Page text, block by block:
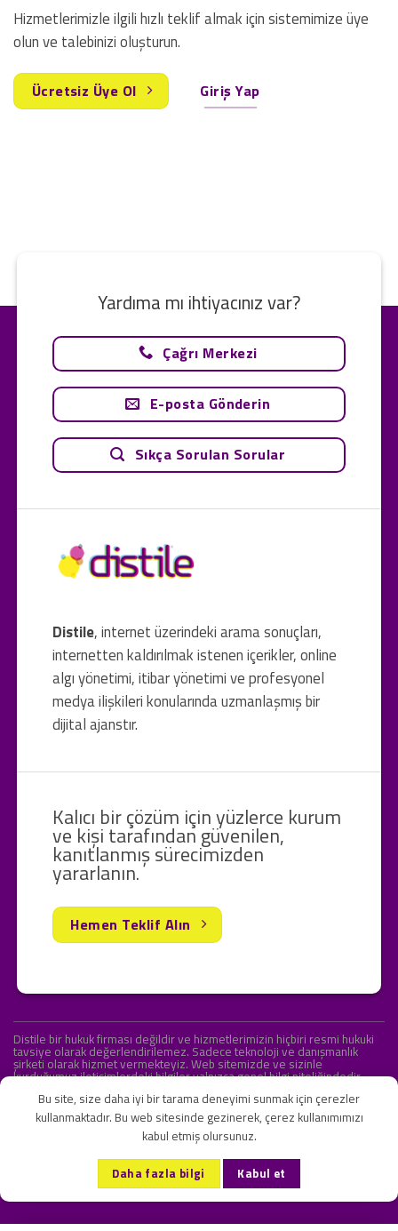
Hizmetlerimizle ilgili hızlı teklif almak için sistemimize üye
olun ve talebinizi oluşturun.
Ücretsiz Üye Ol Giriş Yap
Distile, internet üzerindeki arama sonuçları,
internetten kaldırılmak istenen içerikler, online
algı yönetimi, itibar yönetimi ve profesyonel
medya ilişkileri konularında uzmanlaşmış bir
dijital ajanstır.
Yardıma mı ihtiyacınız var?
Çağrı Merkezi
E-posta Gönderin
Sıkça Sorulan Sorular
Kalıcı bir çözüm için yüzlerce kurum
ve kişi tarafından güvenilen,
kanıtlanmış sürecimizden
yararlanın.
Hemen Teklif Alın
Distile bir hukuk firması değildir ve hizmetlerimizin hiçbiri resmi hukuki
tavsiye olarak değerlendirilemez. Sadece teknoloji ve danışmanlık
şirketi olarak hizmet vermekteyiz. Web sitemizde ve sizinle
kurduğumuz iletişimlerdeki bilgiler yalnızca genel bilgi niteliğindedir.
KVKK ve Gizlilik Sözleşmesi S.S.S. İletişim
Copyright 2026 ©Onlipr Teknoloji ve Ticaret A.Ş.
Bu site, size daha iyi bir tarama deneyimi sunmak için çerezler
kullanmaktadır. Bu web sitesinde gezinerek, çerez kullanımımızı
kabul etmiş olursunuz.
Daha fazla bilgi Kabul et